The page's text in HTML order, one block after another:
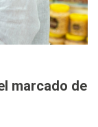
marcado de